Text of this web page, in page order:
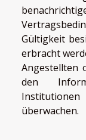
Gültigkeit
erbracht
Angestellten
den
überwachen.